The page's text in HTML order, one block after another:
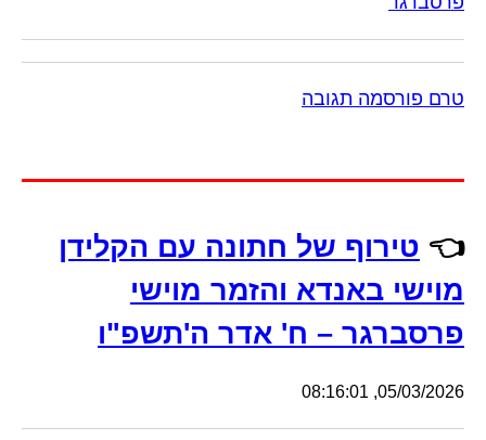
טרם פורסמה תגובה
👈 טירוף של חתונה עם הקלידן
מוישי באנדא והזמר מוישי
פרסברגר – ח' אדר ה'תשפ"ו
05/03/2026, 08:16:01